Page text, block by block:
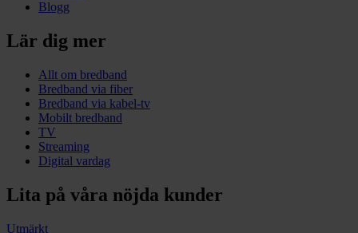
Blogg
Lär dig mer
Allt om bredband
Bredband via fiber
Bredband via kabel-tv
Mobilt bredband
TV
Streaming
Digital vardag
Lita på våra nöjda kunder
Utmärkt